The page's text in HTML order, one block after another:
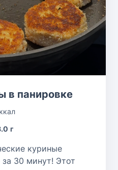
в панировке
г
куриные
30 минут! Этот